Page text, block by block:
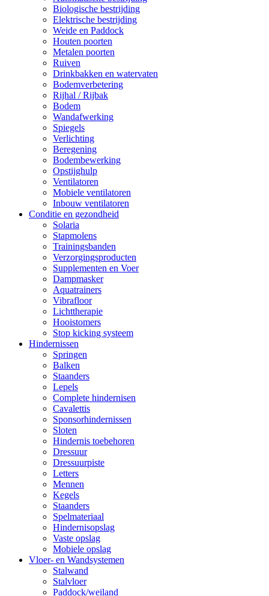
Biologische bestrijding
Elektrische bestrijding
Weide en Paddock
Houten poorten
Metalen poorten
Ruiven
Drinkbakken en watervaten
Bodemverbetering
Rijhal / Rijbak
Bodem
Wandafwerking
Spiegels
Verlichting
Beregening
Bodembewerking
Opstijghulp
Ventilatoren
Mobiele ventilatoren
Inbouw ventilatoren
Conditie en gezondheid
Solaria
Stapmolens
Trainingsbanden
Verzorgingsproducten
Supplementen en Voer
Dampmasker
Aquatrainers
Vibrafloor
Lichttherapie
Hooistomers
Stop kicking systeem
Hindernissen
Springen
Balken
Staanders
Lepels
Complete hindernisen
Cavalettis
Sponsorhindernissen
Sloten
Hindernis toebehoren
Dressuur
Dressuurpiste
Letters
Mennen
Kegels
Staanders
Spelmateriaal
Hindernisopslag
Vaste opslag
Mobiele opslag
Vloer- en Wandsystemen
Stalwand
Stalvloer
Paddock/weiland